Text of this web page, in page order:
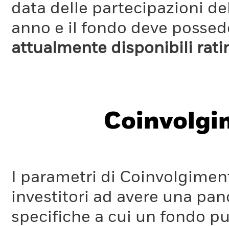
data delle partecipazioni
anno e il fondo deve
attualmente disponibili
I parametri di
investitori ad avere una
specifiche a cui un fondo